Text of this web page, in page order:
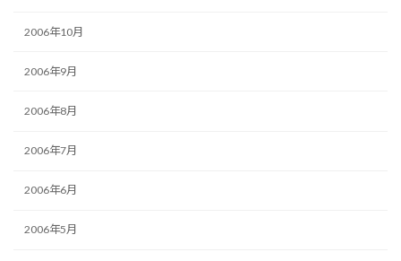
2006年10月
2006年9月
2006年8月
2006年7月
2006年6月
2006年5月